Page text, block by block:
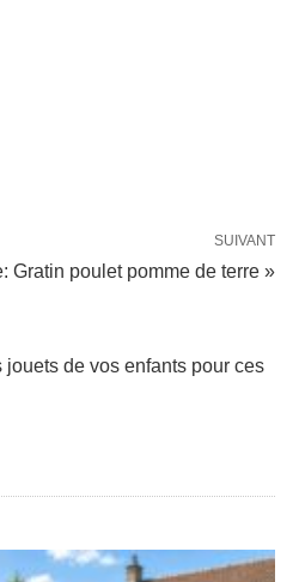
SUIVANT
Gratin poulet pomme de terre »
de vos enfants pour ces